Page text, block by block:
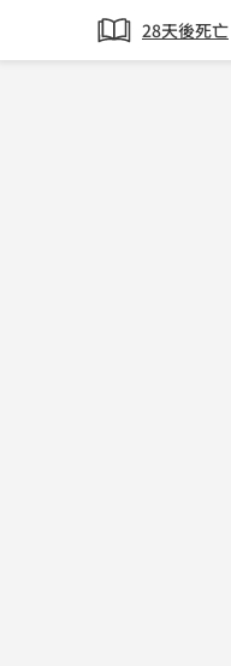
28天後死亡